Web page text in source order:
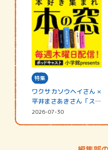
特集
ワクサカソウヘイさん ×
平井まさあきさん「スペ
シャ…
2026-07-30